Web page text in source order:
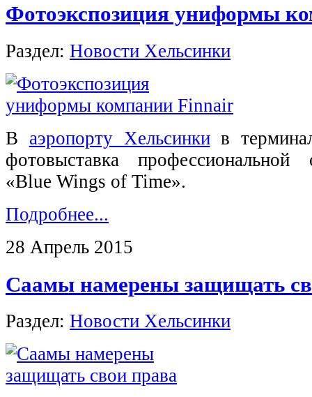
Фотоэкспозиция униформы
Раздел: Новости Хельсинки
В аэропорту Хельсинкив
фотовыставка
«Blue Wings of Time».
Подробнее...
28 Апрель 2015
Саамы намерены защищать
Раздел: Новости Хельсинки